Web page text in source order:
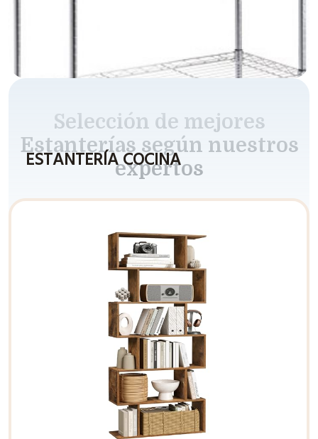
ESTANTERÍA COCINA
Selección de mejores
Estanterías según nuestros
expertos